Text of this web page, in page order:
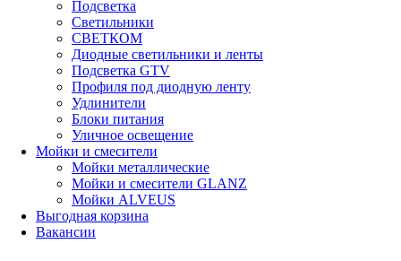
Подсветка
Светильники
СВЕТКОМ
Диодные светильники и ленты
Подсветка GTV
Профиля под диодную ленту
Удлинители
Блоки питания
Уличное освещение
Мойки и смесители
Мойки металлические
Мойки и смесители GLANZ
Мойки ALVEUS
Выгодная корзина
Вакансии